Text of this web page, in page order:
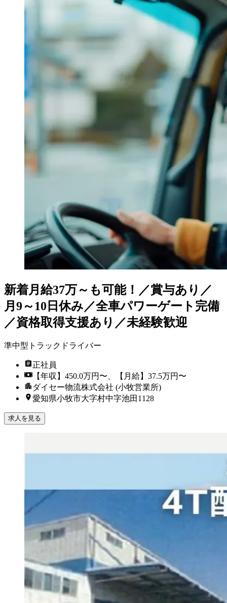
新着月給37万～も可能！／賞与あり／
月9～10日休み／全車パワーゲート完備
／資格取得支援あり／未経験歓迎
準中型トラックドライバー
正社員
【年収】450.0万円〜、【月給】37.5万円〜
ダイセー物流株式会社 (小牧営業所)
愛知県小牧市大字村中字池田1128
求人を見る